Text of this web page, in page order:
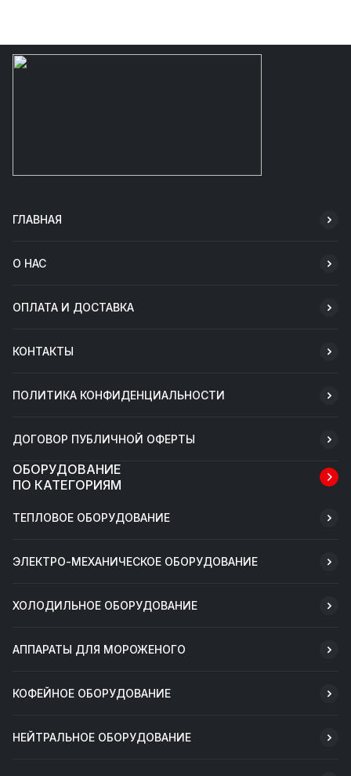
ГЛАВНАЯ
О НАС
ОПЛАТА И ДОСТАВКА
КОНТАКТЫ
ПОЛИТИКА КОНФИДЕНЦИАЛЬНОСТИ
ДОГОВОР ПУБЛИЧНОЙ ОФЕРТЫ
ОБОРУДОВАНИЕ
ПО КАТЕГОРИЯМ
ТЕПЛОВОЕ ОБОРУДОВАНИЕ
ЭЛЕКТРО-МЕХАНИЧЕСКОЕ ОБОРУДОВАНИЕ
ХОЛОДИЛЬНОЕ ОБОРУДОВАНИЕ
АППАРАТЫ ДЛЯ МОРОЖЕНОГО
КОФЕЙНОЕ ОБОРУДОВАНИЕ
НЕЙТРАЛЬНОЕ ОБОРУДОВАНИЕ